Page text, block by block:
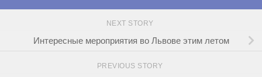
NEXT STORY
Интересные мероприятия во Львове этим летом
PREVIOUS STORY